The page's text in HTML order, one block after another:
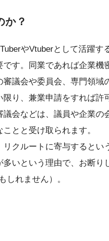
か？
やVtuberとして活躍
す。同業であれば企業機
議会や委員会、専門領域
り、兼業申請をすれば
会などは、議員や企業の
とと受け取られます。
クルートに寄与するとい
いという理由で、お断り
しれません）。